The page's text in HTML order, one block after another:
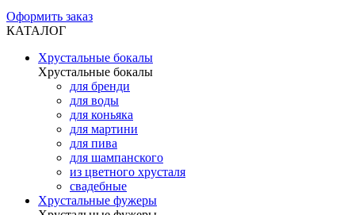
Оформить заказ
КАТАЛОГ
Хрустальные бокалы
Хрустальные бокалы
для бренди
для воды
для коньяка
для мартини
для пива
для шампанского
из цветного хрусталя
свадебные
Хрустальные фужеры